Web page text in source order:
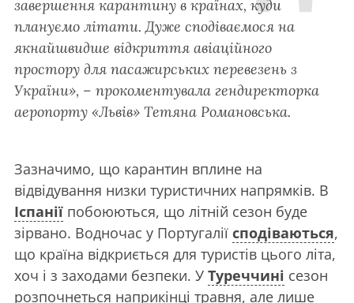
завершення карантину в країнах, куди
плануємо літати. Дуже сподіваємося на
якнайшвидше відкриття авіаційного
простору для пасажирських перевезень з
України», – прокоментувала гендиректорка
аеропорту «Львів» Тетяна Романовська.
Зазначимо, що карантин вплине на
відвідування низки туристичних напрямків. В
Іспанії побоюються, що літній сезон буде
зірвано. Водночас у Португалії сподіваються,
що країна відкриється для туристів цього літа,
хоч і з заходами безпеки. У Туреччині сезон
розпочнеться наприкінці травня, але лише